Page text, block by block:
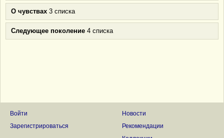
О чувствах 3 списка
Следующее поколение 4 списка
Войти
Зарегистрироваться
Новости
Рекомендации